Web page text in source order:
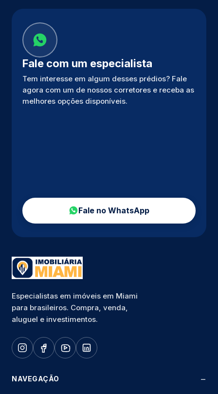
Fale com um especialista
Tem interesse em algum desses prédios? Fale
agora com um de nossos corretores e receba as
melhores opções disponíveis.
Fale no WhatsApp
Especialistas em imóveis em Miami
para brasileiros. Compra, venda,
aluguel e investimentos.
NAVEGAÇÃO